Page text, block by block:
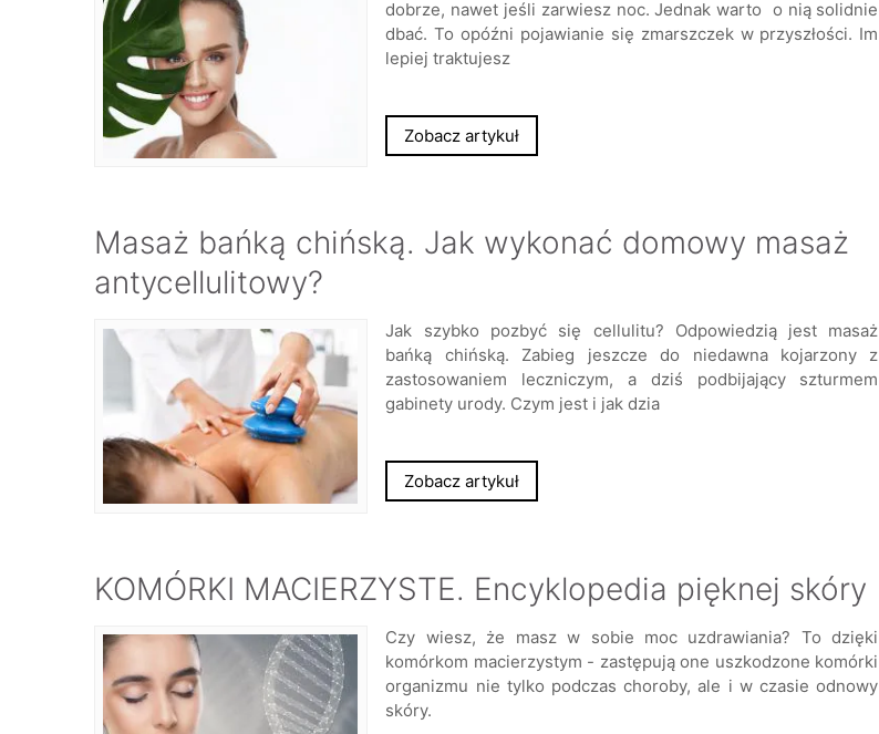
dobrze, nawet jeśli zarwiesz noc. Jednak warto o nią solidnie
dbać. To opóźni pojawianie się zmarszczek w przyszłości. Im
lepiej traktujesz
Zobacz artykuł
Masaż bańką chińską. Jak wykonać domowy masaż
antycellulitowy?
Jak szybko pozbyć się cellulitu? Odpowiedzią jest masaż
bańką chińską. Zabieg jeszcze do niedawna kojarzony z
zastosowaniem leczniczym, a dziś podbijający szturmem
gabinety urody. Czym jest i jak dzia
Zobacz artykuł
KOMÓRKI MACIERZYSTE. Encyklopedia pięknej skóry
Czy wiesz, że masz w sobie moc uzdrawiania? To dzięki
komórkom macierzystym - zastępują one uszkodzone komórki
organizmu nie tylko podczas choroby, ale i w czasie odnowy
skóry.